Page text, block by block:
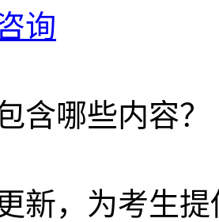
询
含哪些内容？
新，为考生